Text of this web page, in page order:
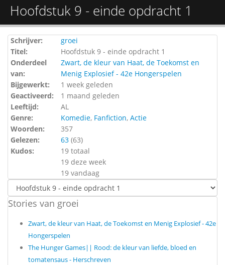
Hoofdstuk 9 - einde opdracht 1
Schrijver:
groei
Titel:
Hoofdstuk 9 - einde opdracht 1
Onderdeel
van:
Zwart, de kleur van Haat, de Toekomst en
Menig Explosief - 42e Hongerspelen
Bijgewerkt:
1 week geleden
Geactiveerd:
1 maand geleden
Leeftijd:
AL
Genre:
Komedie, Fanfiction, Actie
Woorden:
357
Gelezen:
63 (63)
Kudos:
19 totaal
19 deze week
19 vandaag
Stories van groei
Zwart, de kleur van Haat, de Toekomst en Menig Explosief - 42e
Hongerspelen
The Hunger Games|| Rood: de kleur van liefde, bloed en
tomatensaus - Herschreven